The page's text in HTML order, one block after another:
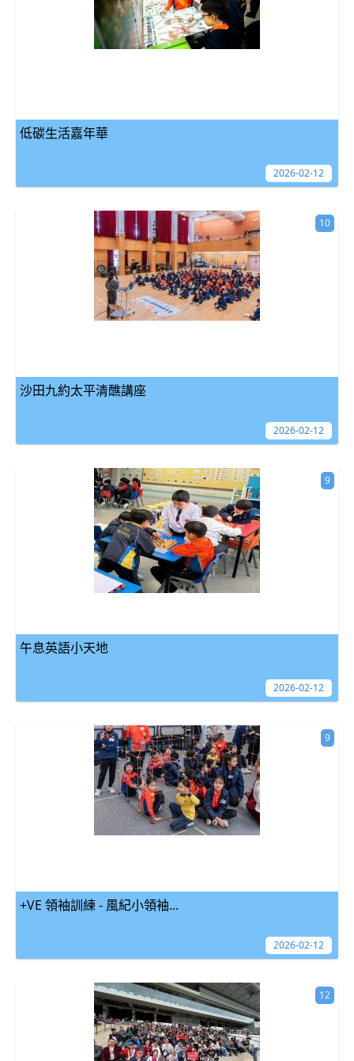
低碳生活嘉年華
2026-02-12
沙田九約太平清醮講座
10
2026-02-12
午息英語小天地
9
2026-02-12
+VE 領袖訓練 - 風紀小領袖...
9
2026-02-12
12